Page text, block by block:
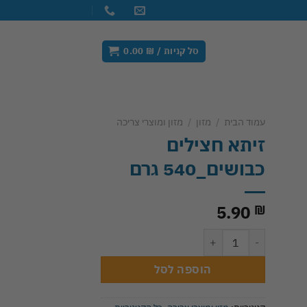
סל קניות / 0.00 ₪
עמוד הבית / מזון / מזון ומוצרי צריכה
זיתא חצילים
כבושים_540 גרם
5.90 ₪
הוספה לסל